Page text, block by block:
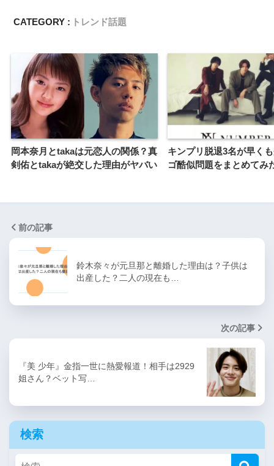
CATEGORY : トレンド話題
岡本奈月とtakaは元恋人の関係？真
剣佑とtakaが絶交した理由がヤバい
キンプリ脱退3名が早く
ゴ酷似問題をまとめてみ
前の記事
鈴木奈々が元旦那と離婚した理由は？子供は
出産した？二人の現在も…
次の記事
『美 少年』金指一世に熱愛報道！相手は2929
姐さん？ベット写…
検索